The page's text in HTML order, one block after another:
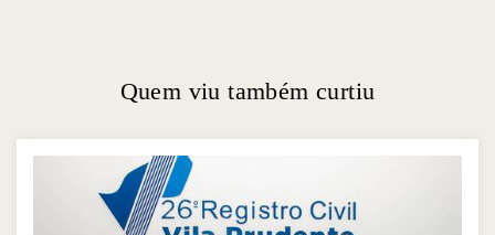
Quem viu também curtiu